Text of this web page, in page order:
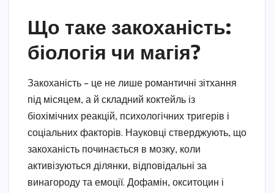
Що таке закоханість:
біологія чи магія?
Закоханість – це не лише романтичні зітхання
під місяцем, а й складний коктейль із
біохімічних реакцій, психологічних тригерів і
соціальних факторів. Науковці стверджують, що
закоханість починається в мозку, коли
активізуються ділянки, відповідальні за
винагороду та емоції. Дофамін, окситоцин і